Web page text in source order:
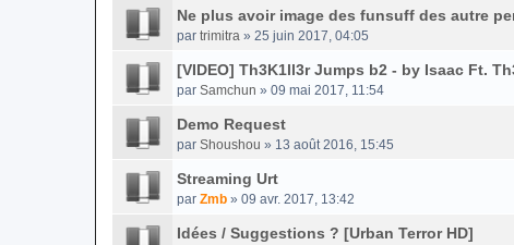
Ne plus avoir image des funsuff des autre
par trimitra » 25 juin 2017, 04:05
[VIDEO] Th3K1ll3r Jumps b2 - by Isaac Ft.
par Samchun » 09 mai 2017, 11:54
Demo Request
par Shoushou » 13 août 2016, 15:45
Streaming Urt
par Zmb » 09 avr. 2017, 13:42
Idées / Suggestions ? [Urban Terror HD]